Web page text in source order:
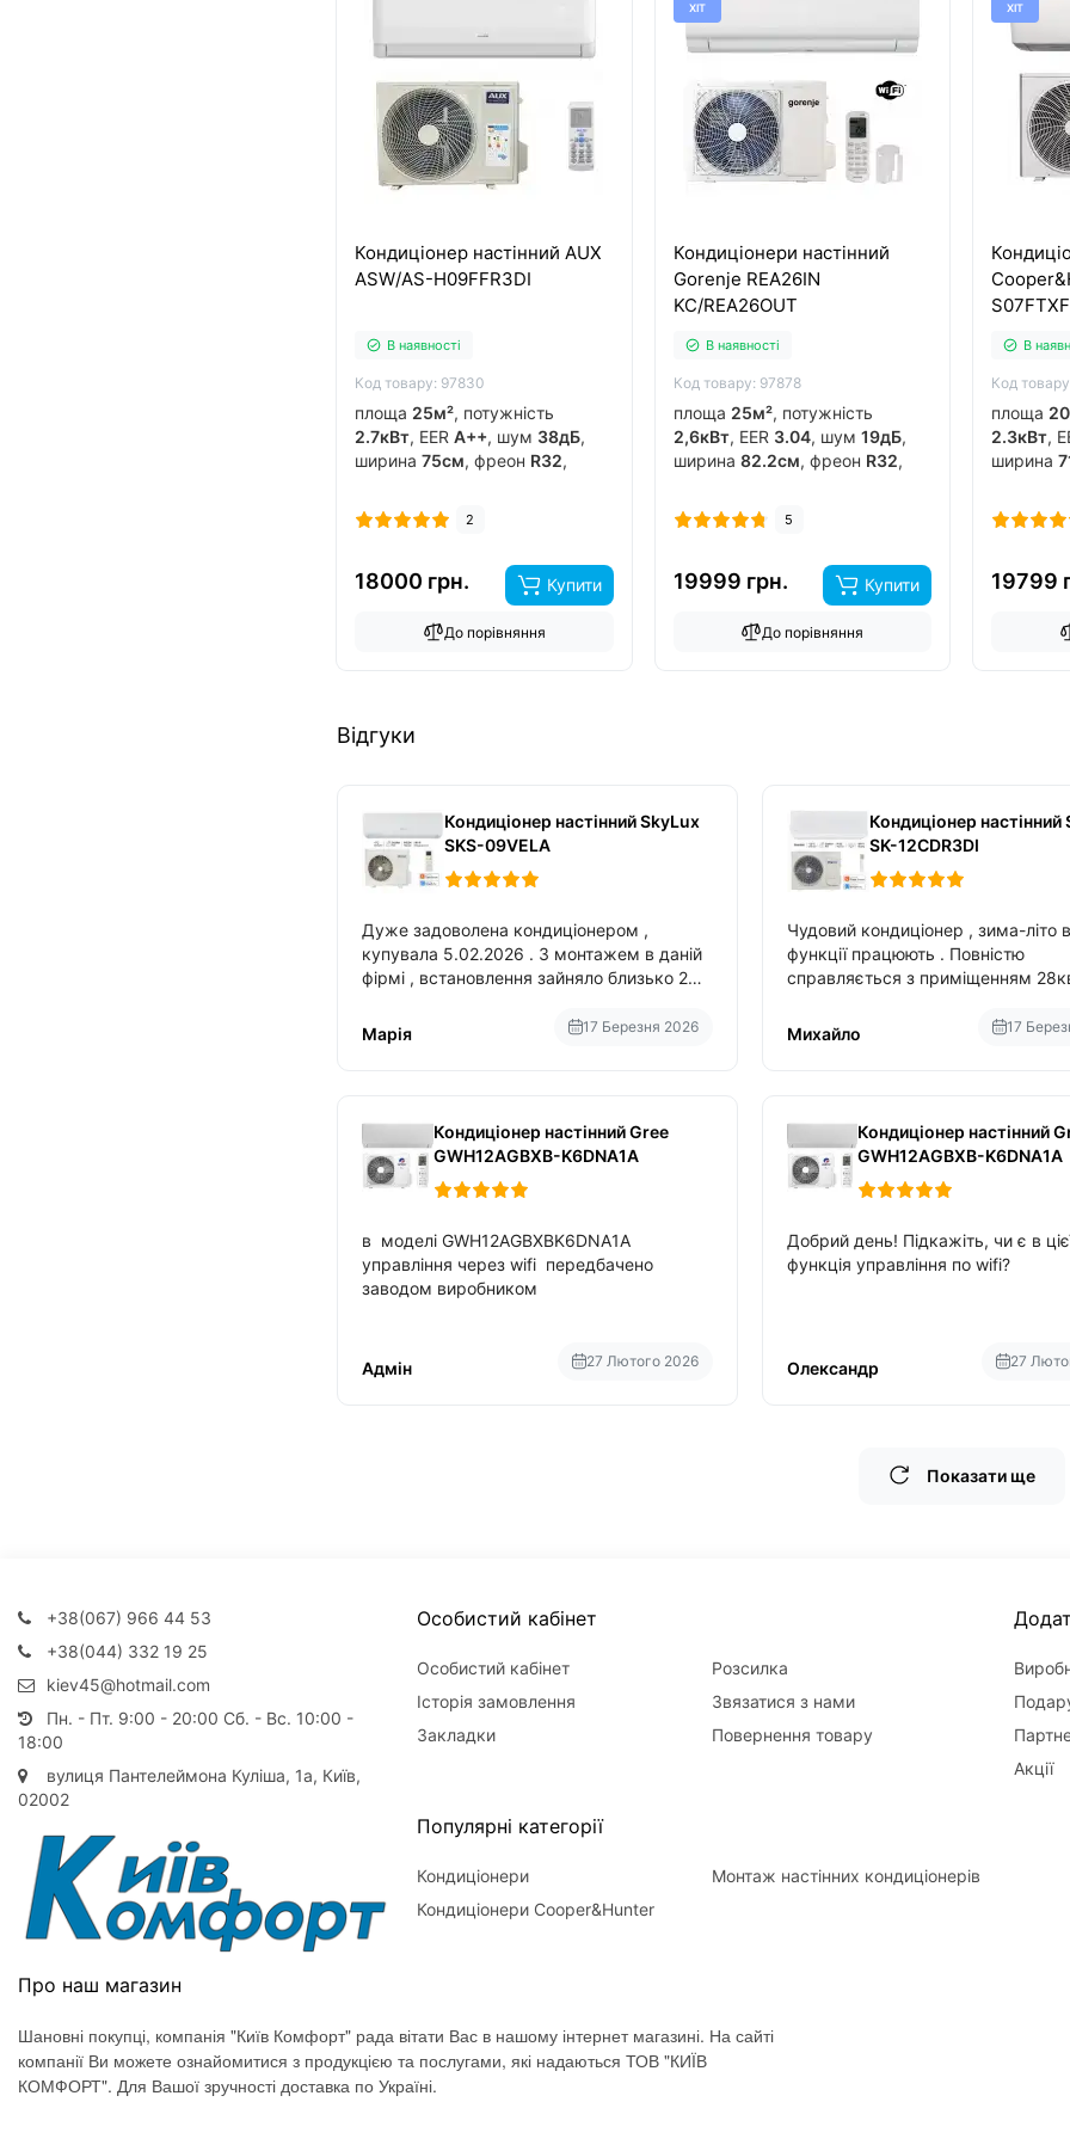
Кондиціонер настінний AUX
ASW/AS-H09FFR3DI
В наявності
Код товару: 97830
площа 25м², потужність
2.7кВт, EER A++, шум 38дБ,
ширина 75см, фреон R32,
обігрів до -15°C
2
18000 грн. Купити
До порівняння
ХІТ
Кондиціонери настінний
Gorenje REA26IN
KC/REA26OUT
В наявності
Код товару: 97878
площа 25м², потужність
2,6кВт, EER 3.04, шум 19дБ,
ширина 82.2см, фреон R32,
обігрів до -20°C
5
19999 грн. Купити
До порівняння
ХІТ
В
Код
площа
2.3кВт,
ширина
так,
19799
Відгуки
Кондиціонер настінний SkyLux
SKS-09VELA
Дуже задоволена кондиціонером ,
купувала 5.02.2026 . З монтажем в даній
фірмі , встановлення зайняло близько 2
вбудований в нього вайфай .
Марія 17 Березня 2026
Кондиціонер настінний
SK-12CDR3DI
Чудовий кондиціонер , зима-літо
функції працюють . Повністю
справляється з приміщенням
Михайло 17
Кондиціонер настінний Gree
GWH12AGBXB-K6DNA1A
в моделі GWH12AGBXBK6DNA1A
управління через wifi передбачено
заводом виробником
Адмін 27 Лютого 2026
Кондиціонер настінний
GWH12AGBXB-K6DNA1A
Добрий день! Підкажіть, чи є в
функція управління по wifi?
Олександр 27
Показати ще
+38(067) 966 44 53
+38(044) 332 19 25
kiev45@hotmail.com
Пн. - Пт. 9:00 - 20:00 Сб. - Вс. 10:00 -
18:00
вулиця Пантелеймона Куліша, 1а, Київ,
02002
Особистий кабінет
Особистий кабінет
Історія замовлення
Закладки
Розсилка
Звязатися з нами
Повернення товару
Акції
Популярні категорії
Кондиціонери
Кондиціонери Cooper&Hunter
Монтаж настінних кондиціонерів
Про наш магазин
Шановні покупці, компанія "Київ Комфорт" рада вітати Вас в нашому інтернет магазині. На сайті
компанії Ви можете ознайомитися з продукцією та послугами, які надаються ТОВ "КИЇВ
КОМФОРТ". Для Вашої зручності доставка по Україні.